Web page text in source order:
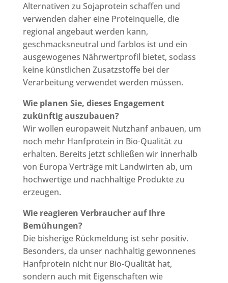
Alternativen zu Sojaprotein schaffen und
verwenden daher eine Proteinquelle, die
regional angebaut werden kann,
geschmacksneutral und farblos ist und ein
ausgewogenes Nährwertprofil bietet, sodass
keine künstlichen Zusatzstoffe bei der
Verarbeitung verwendet werden müssen.
Wie planen Sie, dieses Engagement
zukünftig auszubauen?
Wir wollen europaweit Nutzhanf anbauen, um
noch mehr Hanfprotein in Bio-Qualität zu
erhalten. Bereits jetzt schließen wir innerhalb
von Europa Verträge mit Landwirten ab, um
hochwertige und nachhaltige Produkte zu
erzeugen.
Wie reagieren Verbraucher auf Ihre
Bemühungen?
Die bisherige Rückmeldung ist sehr positiv.
Besonders, da unser nachhaltig gewonnenes
Hanfprotein nicht nur Bio-Qualität hat,
sondern auch mit Eigenschaften wie